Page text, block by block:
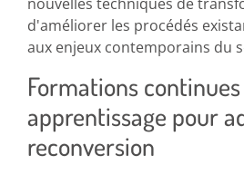
d'améliorer les procédés
aux enjeux contemporains du
Formations
apprentissage pour
reconversion